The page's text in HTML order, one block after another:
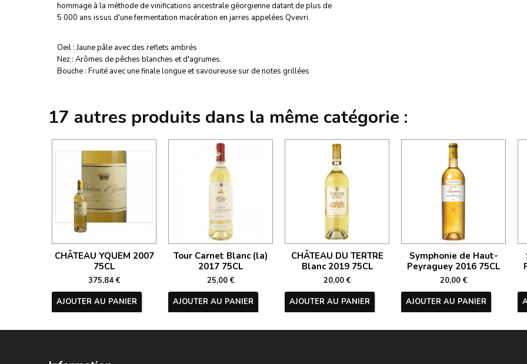
hommage à la méthode de vinifications ancestrale géorgienne datant de plus de
5 000 ans issus d'une fermentation macération en jarres appelées Qvevri.
Oeil : Jaune pâle avec des reflets ambrés
Nez : Arômes de pêches blanches et d'agrumes.
Bouche : Fruité avec une finale longue et savoureuse sur de notes grillées
17 autres produits dans la même catégorie :
CHÂTEAU YQUEM 2007
75CL
375,84 €
AJOUTER AU PANIER
Tour Carnet Blanc (la)
2017 75CL
25,00 €
AJOUTER AU PANIER
CHÂTEAU DU TERTRE
Blanc 2019 75CL
20,00 €
AJOUTER AU PANIER
Symphonie de Haut-
Peyraguey 2016 75CL
20,00 €
AJOUTER AU PANIER